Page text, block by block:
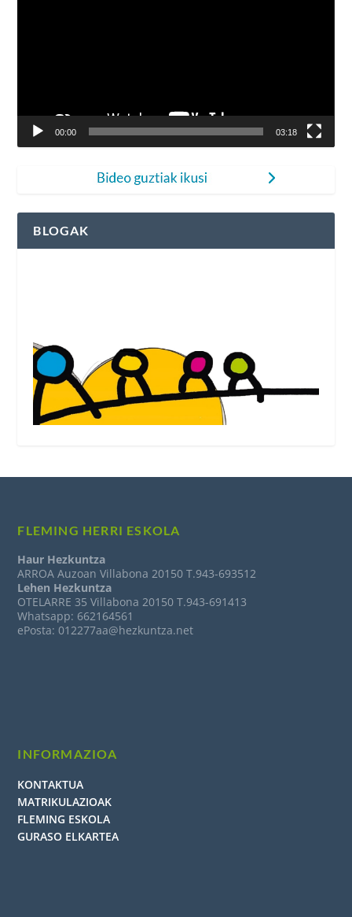
00:00 03:18
BLOGAK
FLEMING HERRI ESKOLA
Haur Hezkuntza
ARROA Auzoan Villabona 20150 T.943-693512
Lehen Hezkuntza
OTELARRE 35 Villabona 20150 T.943-691413
Whatsapp: 662164561
ePosta: 012277aa@hezkuntza.net
INFORMAZIOA
KONTAKTUA
MATRIKULAZIOAK
FLEMING ESKOLA
GURASO ELKARTEA